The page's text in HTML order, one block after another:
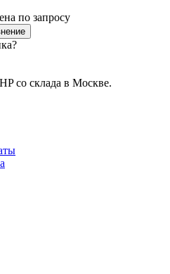
по запросу
со склада в Москве.